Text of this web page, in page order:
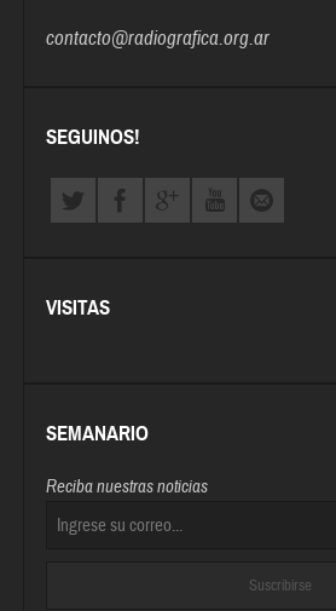
contacto@radiografica.org.ar
SEGUINOS!
VISITAS
SEMANARIO
Reciba nuestras noticias